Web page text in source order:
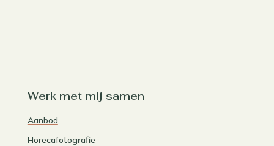
Werk met mij samen
Aanbod
Horecafotografie